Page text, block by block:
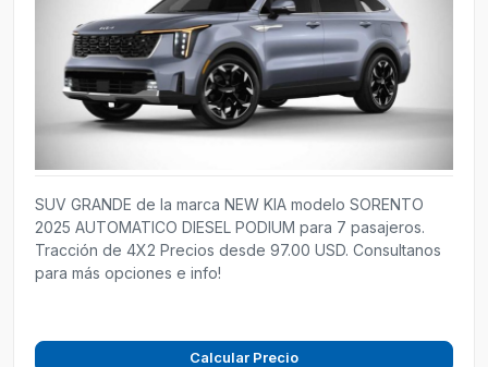
SUV GRANDE de la marca NEW KIA modelo SORENTO
2025 AUTOMATICO DIESEL PODIUM para 7 pasajeros.
Tracción de 4X2 Precios desde 97.00 USD. Consultanos
para más opciones e info!
Calcular Precio